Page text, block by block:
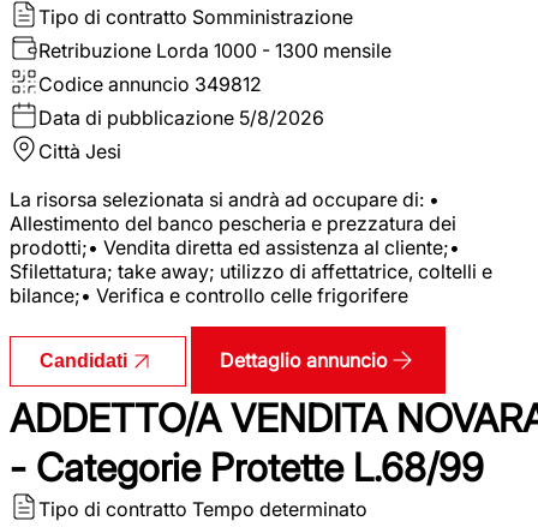
Tipo di contratto Somministrazione
Retribuzione Lorda 1000 - 1300 mensile
Codice annuncio 349812
Data di pubblicazione 5/8/2026
Città Jesi
La risorsa selezionata si andrà ad occupare di: •
Allestimento del banco pescheria e prezzatura dei
prodotti;• Vendita diretta ed assistenza al cliente;•
Sfilettatura; take away; utilizzo di affettatrice, coltelli e
bilance;• Verifica e controllo celle frigorifere
Candidati Dettaglio annuncio
ADDETTO/A VENDITA
- Categorie Protette L.68/99
Tipo di contratto Tempo determinato